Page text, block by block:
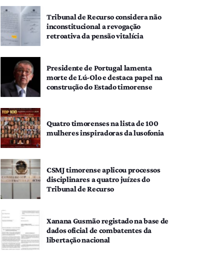
Tribunal de Recurso considera não
inconstitucional a revogação
retroativa da pensão vitalícia
Presidente de Portugal lamenta
morte de Lú-Olo e destaca papel na
construção do Estado timorense
Quatro timorenses na lista de 100
mulheres inspiradoras da lusofonia
CSMJ timorense aplicou processos
disciplinares a quatro juízes do
Tribunal de Recurso
Xanana Gusmão registado na base de
dados oficial de combatentes da
libertação nacional